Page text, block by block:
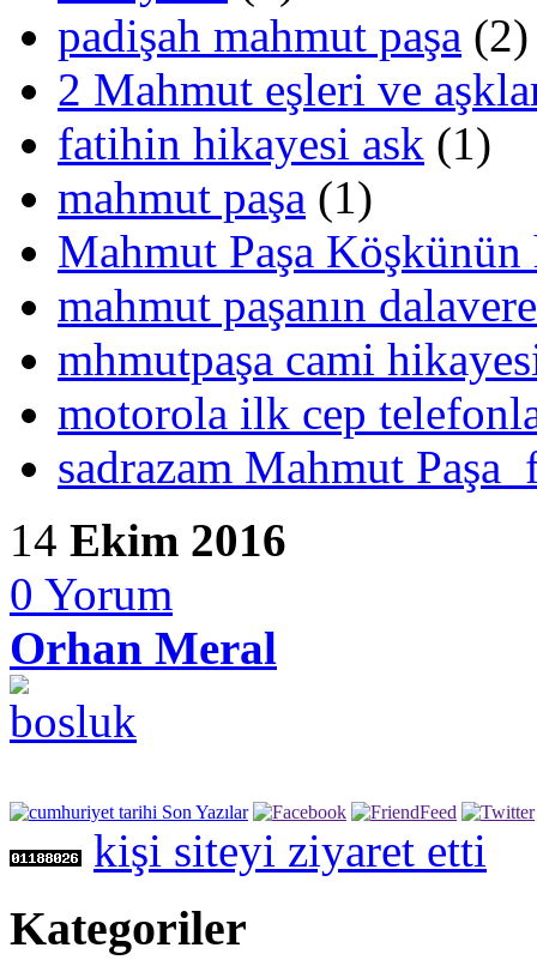
padişah mahmut paşa (2)
2 Mahmut eşleri ve
fatihin hikayesi ask (1)
mahmut paşa (1)
Mahmut Paşa
mahmut paşanın
mhmutpaşa cami
motorola ilk cep
sadrazam Mahmut Paşa
14 Ekim 2016
0 Yorum
Orhan Meral
kişi siteyi ziyaret etti
Kategoriler